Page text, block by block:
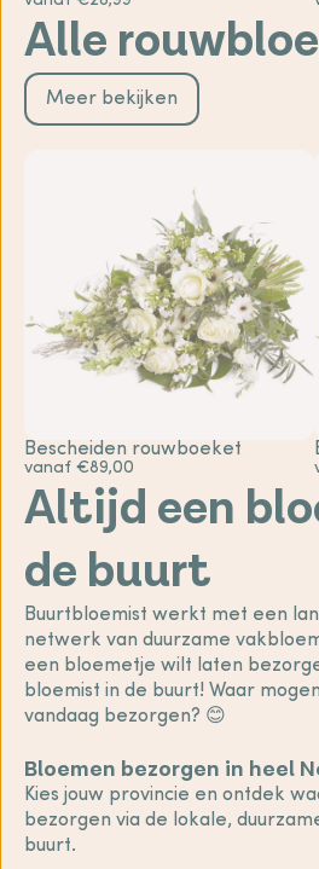
Alle
Meer bekijken
Bescheiden rouwboeket
vanaf €89,00
Altijd een
de buurt
Buurtbloemist werkt met een
netwerk van duurzame
een bloemetje wilt laten
bloemist in de buurt! Waar
vandaag bezorgen? 😊
Bloemen bezorgen in heel
Kies jouw provincie en ontdek
bezorgen via de lokale,
buurt.